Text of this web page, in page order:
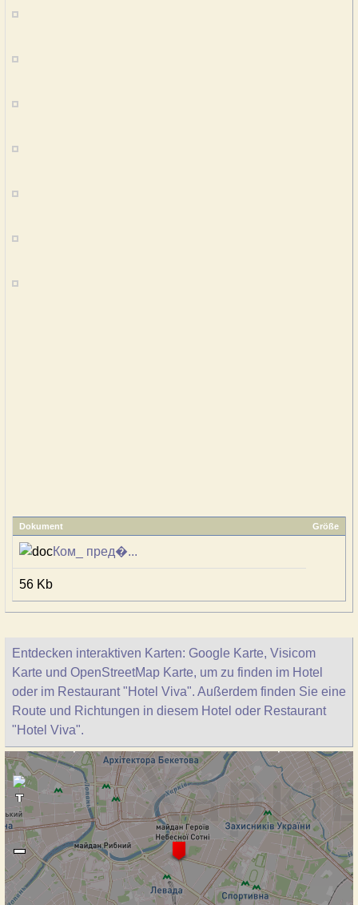
Dokument Größe
Ком_ пред�...
56 Kb
Entdecken interaktiven Karten: Google Karte, Visicom
Karte und OpenStreetMap Karte, um zu finden im Hotel
oder im Restaurant "Hotel Viva". Außerdem finden Sie eine
Route und Richtungen in diesem Hotel oder Restaurant
"Hotel Viva".